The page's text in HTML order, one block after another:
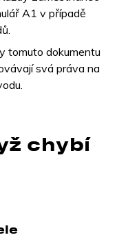
A1 v případě
tomuto dokumentu
svá práva na
chybí